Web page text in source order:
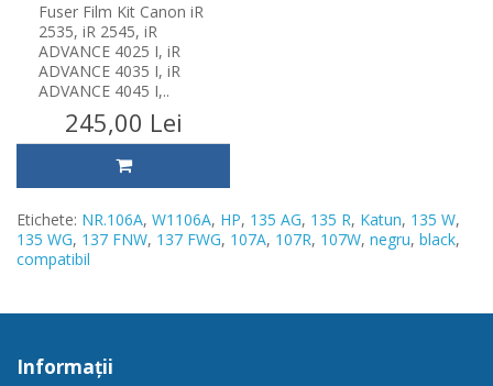
Fuser Film Kit Canon iR
2535, iR 2545, iR
ADVANCE 4025 I, iR
ADVANCE 4035 I, iR
ADVANCE 4045 I,..
245,00 Lei
Etichete: NR.106A, W1106A, HP, 135 AG, 135 R, Katun, 135 W,
135 WG, 137 FNW, 137 FWG, 107A, 107R, 107W, negru, black,
compatibil
Informaţii